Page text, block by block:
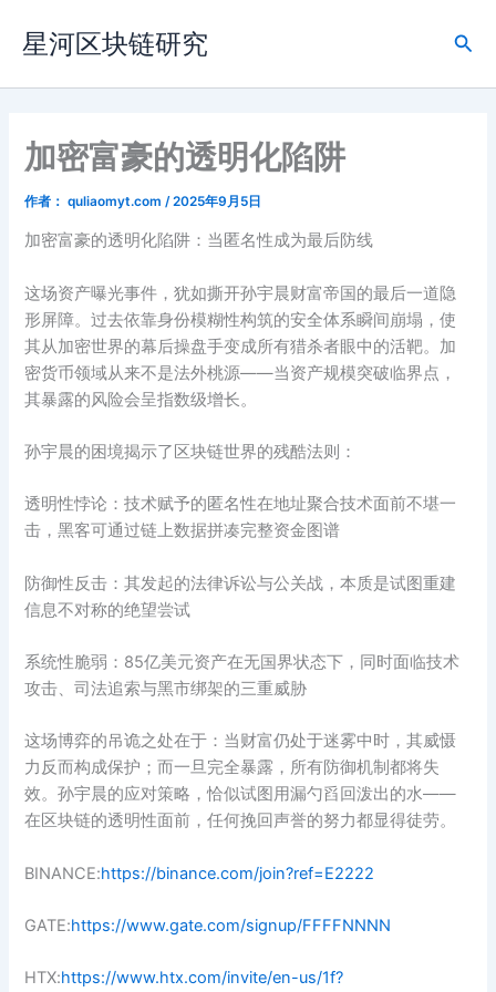
容
星河区块链研究
搜
加密富豪的透明化陷阱
作者： quliaomyt.com /2025年9月5日
加密富豪的透明化陷阱：当匿名性成为最后防线‌
这场资产曝光事件，犹如撕开孙宇晨财富帝国的最后一道隐
形屏障。过去依靠身份模糊性构筑的安全体系瞬间崩塌，使
其从加密世界的幕后操盘手变成所有猎杀者眼中的活靶。加
密货币领域从来不是法外桃源——当资产规模突破临界点，
其暴露的风险会呈指数级增长。
孙宇晨的困境揭示了区块链世界的残酷法则：
透明性悖论‌：技术赋予的匿名性在地址聚合技术面前不堪一
击，黑客可通过链上数据拼凑完整资金图谱
防御性反击‌：其发起的法律诉讼与公关战，本质是试图重建
信息不对称的绝望尝试
系统性脆弱‌：85亿美元资产在无国界状态下，同时面临技术
攻击、司法追索与黑市绑架的三重威胁
这场博弈的吊诡之处在于：当财富仍处于迷雾中时，其威慑
力反而构成保护；而一旦完全暴露，所有防御机制都将失
效。孙宇晨的应对策略，恰似试图用漏勺舀回泼出的水——
在区块链的透明性面前，任何挽回声誉的努力都显得徒劳。
BINANCE:https://binance.com/join?ref=E2222
GATE:https://www.gate.com/signup/FFFFNNNN
HTX:https://www.htx.com/invite/en-us/1f?